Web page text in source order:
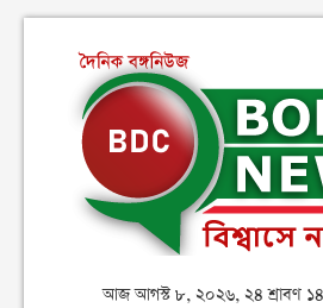
আজ আগস্ট ৮, ২০২৬, ২৪ শ্রাবণ